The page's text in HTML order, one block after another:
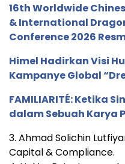
16th Worldwide
& International
Conference 2026
Himel Hadirkan Visi
Kampanye Global
FAMILIARITÉ: Ketika
dalam Sebuah Karya
3. Ahmad Solichin
Capital & Compliance.